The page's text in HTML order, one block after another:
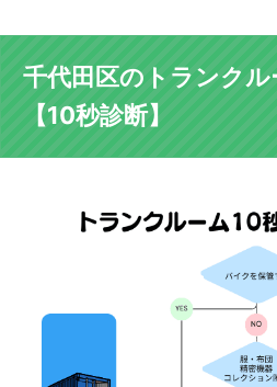
千代田区のトランク
【10秒診断】